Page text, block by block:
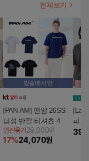
전체보기
방송에서만
[PAN AM] 팬암 26SS
남성 반팔 티셔츠 4종
세트
앱전용가29,000원
17%24,070원
피그
츠 3